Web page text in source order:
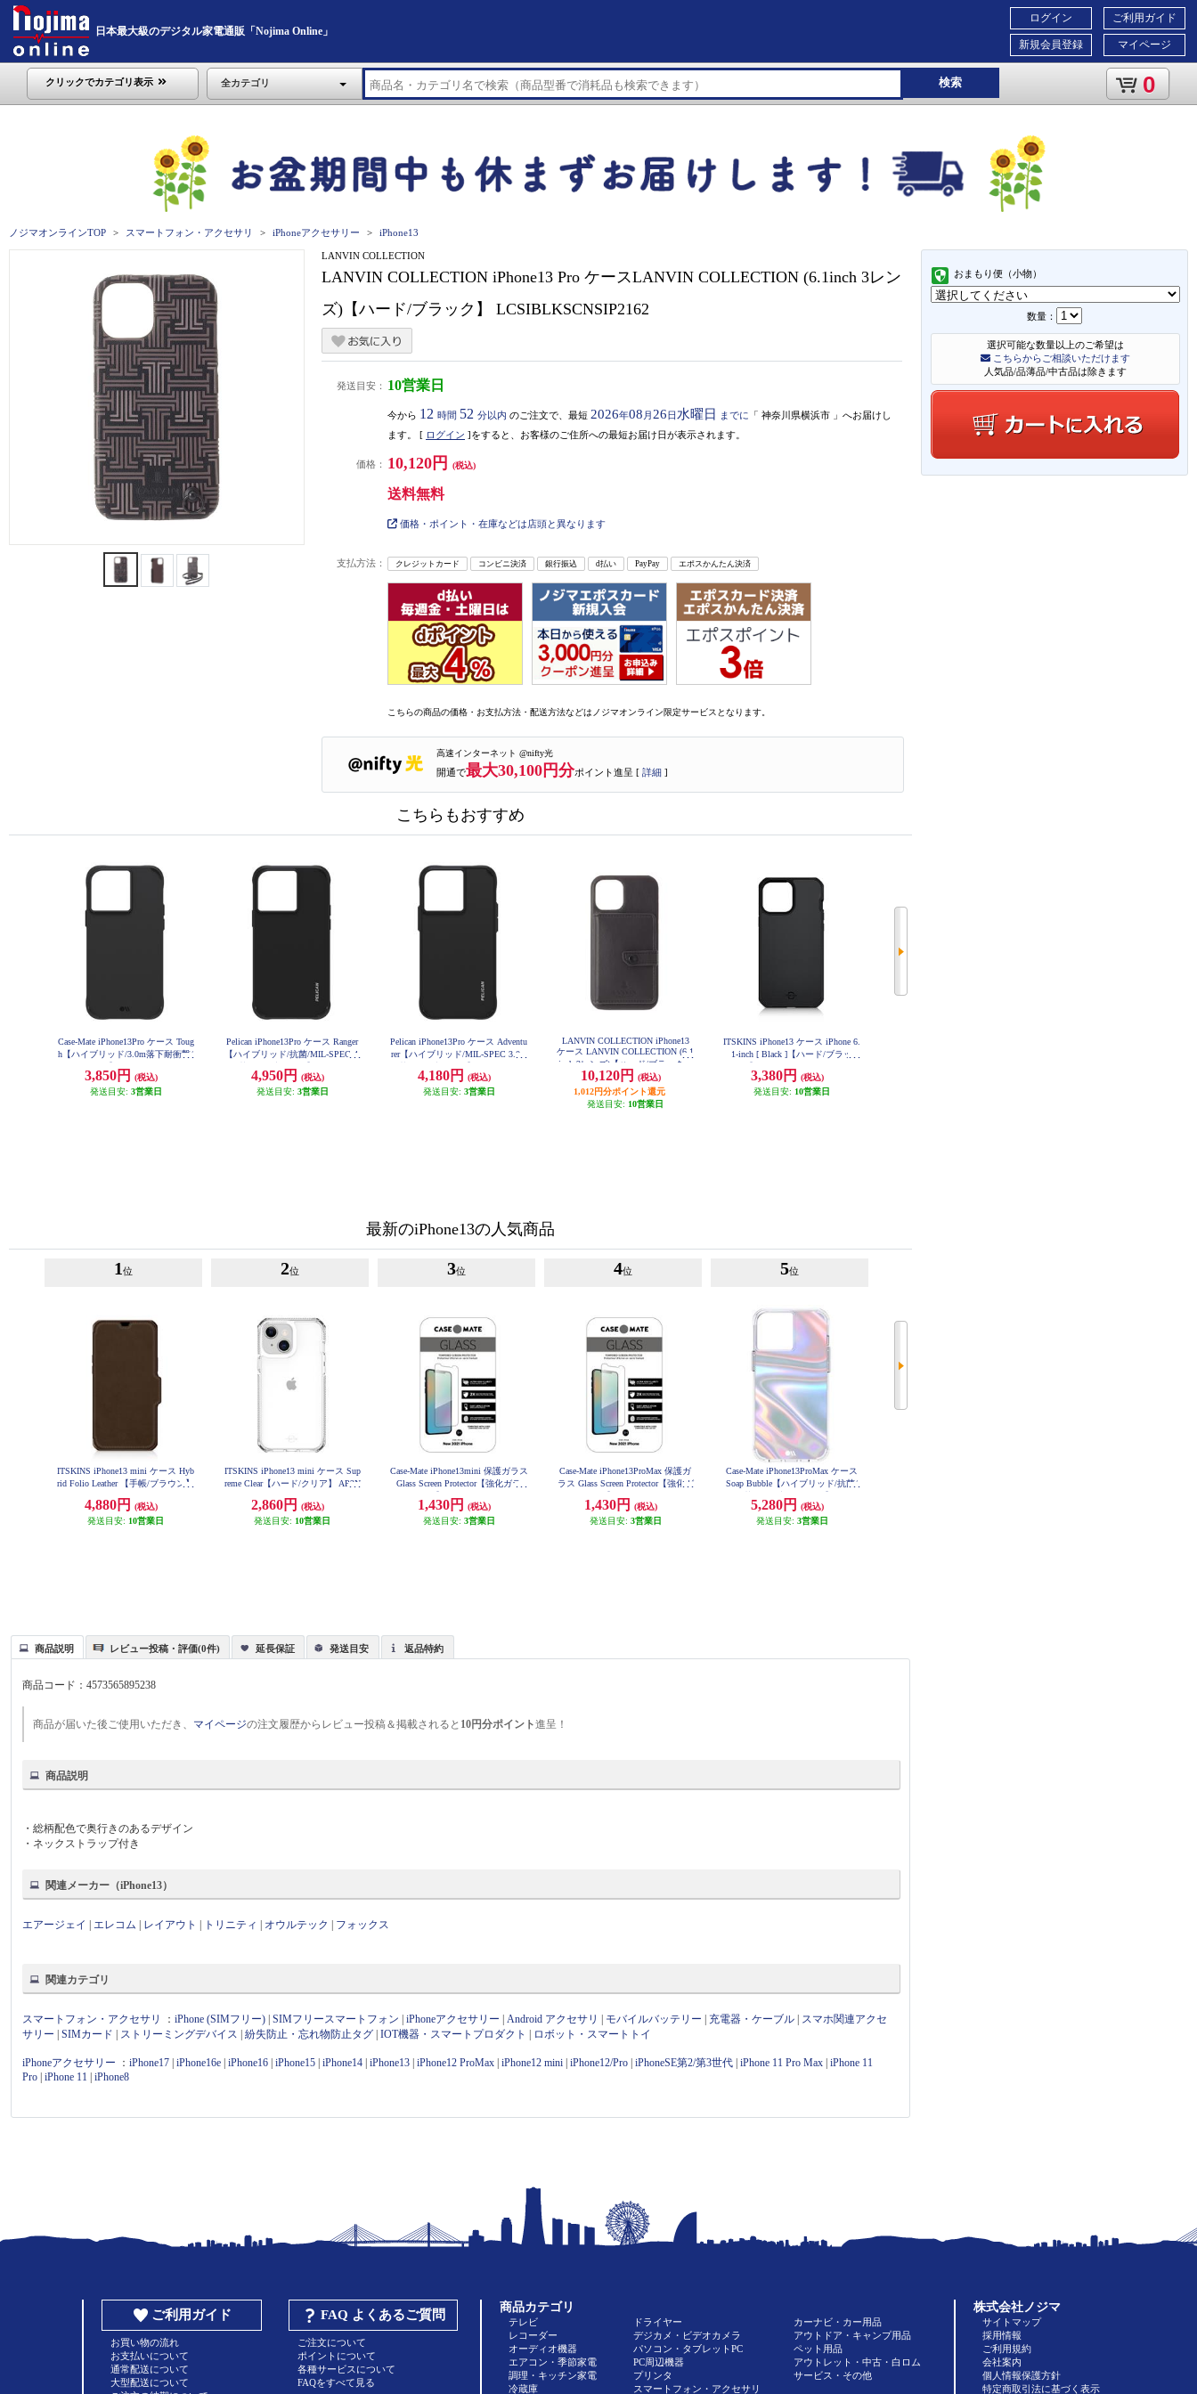
日本最大級のデジタル家電通販「Nojima Online」
ご利用ガイド
マイページ
ログイン
新規会員登録
クリックでカテゴリ表示 全カテゴリ 検索 0
ノジマオンラインTOP スマートフォン・アクセサリ iPhoneアクセサリー iPhone13
おまもり便（小物）
数量：
選択可能な数量以上のご希望は
こちらからご相談いただけます
人気品/品薄品/中古品は除きます
LANVIN COLLECTION
LANVIN COLLECTION iPhone13 Pro ケースLANVIN COLLECTION (6.1inch 3レン
ズ)【ハード/ブラック】 LCSIBLKSCNSIP2162
発送目安： 10営業日
今から 12 時間 52 分以内 のご注文で、最短 2026年08 月 26日 水曜日 までに 「 神奈川県横浜市 」 へお届けし
ます。 [ ログイン ]をすると、お客様のご住所への最短お届け日が表示されます。
価格： 10,120円 (税込)
送料無料
価格・ポイント・在庫などは店頭と異なります
支払方法： クレジットカード コンビニ決済 銀行振込 d払い PayPay エポスかんたん決済
こちらの商品の価格・お支払方法・配送方法などはノジマオンライン限定サービスとなります。
高速インターネット @nifty光
開通で最大30,100円分ポイント進呈 [ 詳細 ]
こちらもおすすめ
Case-Mate iPhone13Pro ケース Toug
h【ハイブリッド/3.0m落下耐衝撃/
3,850円
(税込)
発送目安: 3営業日
Pelican iPhone13Pro ケース Ranger
【ハイブリッド/抗菌/MIL-SPEC 4.
4,950円
(税込)
発送目安: 3営業日
Pelican iPhone13Pro ケース Adventu
rer【ハイブリッド/MIL-SPEC 3.0m
4,180円
(税込)
発送目安: 3営業日
LANVIN COLLECTION iPhone13
ケース LANVIN COLLECTION (6.1
inch 2レンズ)【ハード/ブラック】
LCPTBLKSCIP2161
10,120円
(税込)
1,012円分ポイント還元
発送目安: 10営業日
ITSKINS iPhone13 ケース iPhone 6.
1-inch [ Black ]【ハード/ブラッ
3,380円
(税込)
発送目安: 10営業日
最新のiPhone13の人気商品
1 位
ITSKINS iPhone13 mini ケース Hyb
rid Folio Leather 【手帳/ブラウン】
4,880円
(税込)
発送目安: 10営業日
2位
ITSKINS iPhone13 mini ケース Sup
reme Clear【ハード/クリア】 AP2N
2,860円
(税込)
発送目安: 10営業日
3位
Case-Mate iPhone13mini 保護ガラス
Glass Screen Protector【強化ガラ
1,430円
(税込)
発送目安: 3営業日
4位
Case-Mate iPhone13ProMax 保護ガ
ラス Glass Screen Protector【強化ガ
1,430円
(税込)
発送目安: 3営業日
5位
Case-Mate iPhone13ProMax ケース
Soap Bubble【ハイブリッド/抗菌/
6544
5,280円
(税込)
発送目安: 3営業日
商品説明 レビュー投稿・評価(0件) 延長保証 発送目安 返品特約
商品コード：4573565895238
商品が届いた後ご使用いただき、 マイページの注文履歴からレビュー投稿＆掲載されると 10円分ポイント進呈！
商品説明
・総柄配色で奥行きのあるデザイン
・ネックストラップ付き
関連メーカー（iPhone13）
エアージェイ エレコム レイアウト トリニティ オウルテック フォックス
関連カテゴリ
スマートフォン・アクセサリ ：iPhone (SIMフリー) |SIMフリースマートフォン |iPhoneアクセサリー |Android アクセサリ モバイルバッテリー 充電器・ケーブル
スマホ関連アクセ
サリー |SIMカード ストリーミングデバイス |紛失防止・忘れ物防止タグ |IOT機器・スマートプロダクト ロボット・スマートトイ
iPhoneアクセサリー ：iPhone17 |iPhone16e |iPhone16 |iPhone15 |iPhone14 |iPhone13 |iPhone12 ProMax |iPhone12 mini |iPhone12/Pro |iPhoneSE第2/第3世代 |iPhone 11 Pro Max |iPhone 11
Pro |iPhone 11 |iPhone8
ご利用ガイド
お買い物の流れ
お支払いについて
通常配送について
大型配送について
FAQ よくあるご質問
ご注文について
ポイントについて
各種サービスについて
FAQをすべて見る
商品カテゴリ
テレビ
レコーダー
オーディオ機器
エアコン・季節家電
調理・キッチン家電
冷蔵庫
ドライヤー
デジカメ・ビデオカメラ
パソコン・タブレットPC
PC周辺機器
プリンタ
スマートフォン・アクセサリ
カーナビ・カー用品
アウトドア・キャンプ用品
ペット用品
アウトレット・中古・白ロム
サービス・その他
株式会社ノジマ
サイトマップ
採用情報
ご利用規約
会社案内
個人情報保護方針
特定商取引法に基づく表示